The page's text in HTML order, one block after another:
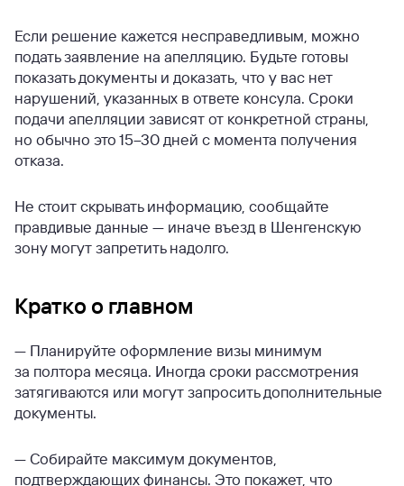
Если решение кажется несправедливым, можно
подать заявление на апелляцию. Будьте готовы
показать документы и доказать, что у вас нет
нарушений, указанных в ответе консула. Сроки
подачи апелляции зависят от конкретной страны,
но обычно это 15–30 дней с момента получения
отказа.
Не стоит скрывать информацию, сообщайте
правдивые данные — иначе въезд в Шенгенскую
зону могут запретить надолго.
Кратко о главном
— Планируйте оформление визы минимум
за полтора месяца. Иногда сроки рассмотрения
затягиваются или могут запросить дополнительные
документы.
— Собирайте максимум документов,
подтверждающих финансы. Это покажет, что